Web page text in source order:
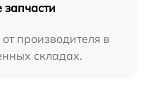
производителя в
складах.